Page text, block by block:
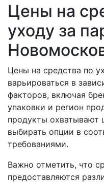
Цены на
уходу за
Цены на средства по
варьироваться в
факторов, включая
упаковки и регион
продукты охватывают
выбирать опции в
требованиями.
Важно отметить, что
предоставляются